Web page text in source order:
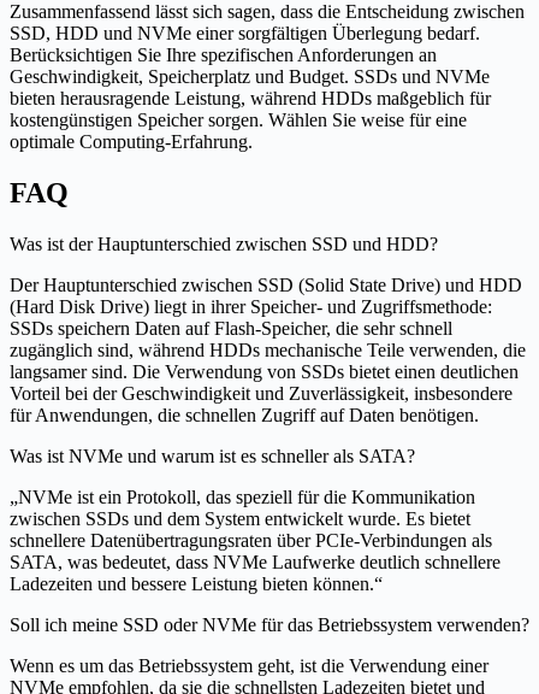
Zusammenfassend lässt sich sagen, dass die Entscheidung zwischen
SSD, HDD und NVMe einer sorgfältigen Überlegung bedarf.
Berücksichtigen Sie Ihre spezifischen Anforderungen an
Geschwindigkeit, Speicherplatz und Budget. SSDs und NVMe
bieten herausragende Leistung, während HDDs maßgeblich für
kostengünstigen Speicher sorgen. Wählen Sie weise für eine
optimale Computing-Erfahrung.
FAQ
Was ist der Hauptunterschied zwischen SSD und HDD?
Der Hauptunterschied zwischen SSD (Solid State Drive) und HDD
(Hard Disk Drive) liegt in ihrer Speicher- und Zugriffsmethode:
SSDs speichern Daten auf Flash-Speicher, die sehr schnell
zugänglich sind, während HDDs mechanische Teile verwenden, die
langsamer sind. Die Verwendung von SSDs bietet einen deutlichen
Vorteil bei der Geschwindigkeit und Zuverlässigkeit, insbesondere
für Anwendungen, die schnellen Zugriff auf Daten benötigen.
Was ist NVMe und warum ist es schneller als SATA?
„NVMe ist ein Protokoll, das speziell für die Kommunikation
zwischen SSDs und dem System entwickelt wurde. Es bietet
schnellere Datenübertragungsraten über PCIe-Verbindungen als
SATA, was bedeutet, dass NVMe Laufwerke deutlich schnellere
Ladezeiten und bessere Leistung bieten können.“
Soll ich meine SSD oder NVMe für das Betriebssystem verwenden?
Wenn es um das Betriebssystem geht, ist die Verwendung einer
NVMe empfohlen, da sie die schnellsten Ladezeiten bietet und